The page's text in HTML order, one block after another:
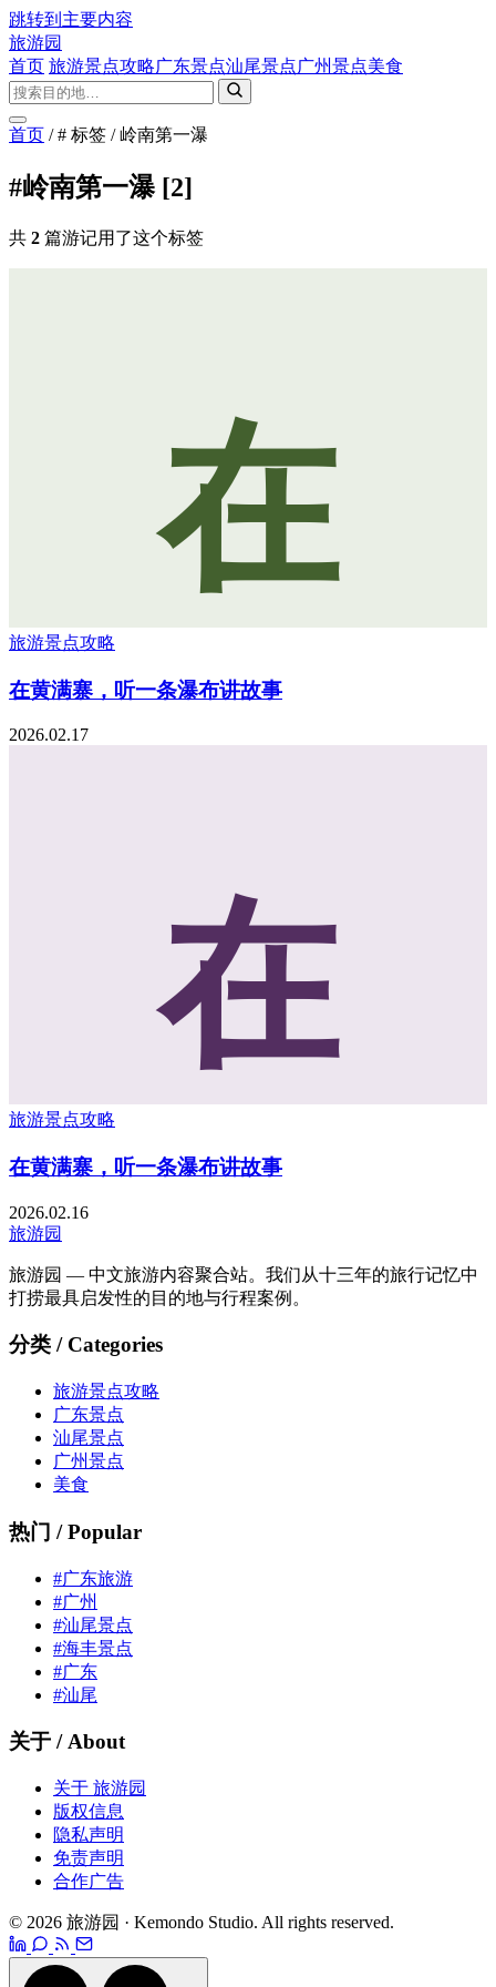
跳转到主要内容
旅游园
首页 旅游景点攻略广东景点汕尾景点广州景点美食
首页 / # 标签 / 岭南第一瀑
#岭南第一瀑 [2]
共 2 篇游记用了这个标签
在
旅游景点攻略
在黄满寨，听一条瀑布讲故事
2026.02.17
在
旅游景点攻略
在黄满寨，听一条瀑布讲故事
2026.02.16
旅游园
旅游园 — 中文旅游内容聚合站。我们从十三年的旅行记忆中
打捞最具启发性的目的地与行程案例。
分类 / Categories
旅游景点攻略
广东景点
汕尾景点
广州景点
美食
热门 / Popular
#广东旅游
#广州
#汕尾景点
#海丰景点
#广东
#汕尾
关于 / About
关于 旅游园
版权信息
隐私声明
免责声明
合作广告
© 2026 旅游园 · Kemondo Studio. All rights reserved.